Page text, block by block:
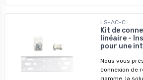
luminaire
économe en
éclairage
élégant.
LS-AC-C
Kit de
linéaire -
pour une
Nous vous
connexion de
gamme, la